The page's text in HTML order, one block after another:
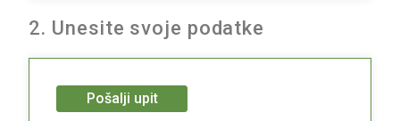
2. Unesite svoje podatke
Pošalji upit